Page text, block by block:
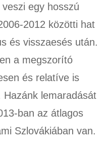
egy hosszú
2012 közötti hat
és visszaesés után.
a megszorító
és relatíve is
Hazánk lemaradását
ban az átlagos
Szlovákiában van.